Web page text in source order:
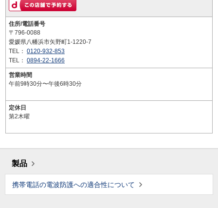
住所/電話番号
〒796-0088
愛媛県八幡浜市矢野町1-1220-7
TEL： 0120-932-853
TEL： 0894-22-1666
営業時間
午前9時30分〜午後6時30分
定休日
第2木曜
製品
携帯電話の電波防護への適合性について